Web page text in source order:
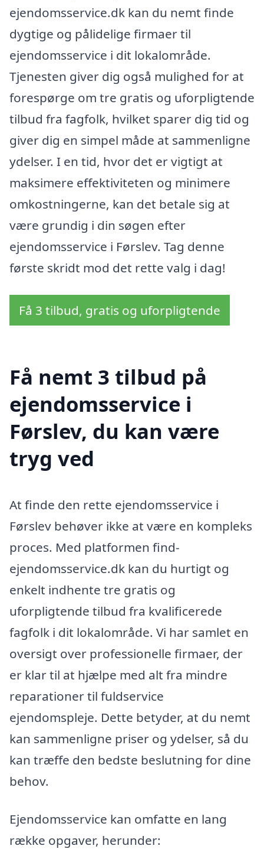
ejendomsservice.dk kan du nemt finde
dygtige og pålidelige firmaer til
ejendomsservice i dit lokalområde.
Tjenesten giver dig også mulighed for at
forespørge om tre gratis og uforpligtende
tilbud fra fagfolk, hvilket sparer dig tid og
giver dig en simpel måde at sammenligne
ydelser. I en tid, hvor det er vigtigt at
maksimere effektiviteten og minimere
omkostningerne, kan det betale sig at
være grundig i din søgen efter
ejendomsservice i Førslev. Tag denne
første skridt mod det rette valg i dag!
Få 3 tilbud, gratis og uforpligtende
Få nemt 3 tilbud på
ejendomsservice i
Førslev, du kan være
tryg ved
At finde den rette ejendomsservice i
Førslev behøver ikke at være en kompleks
proces. Med platformen find-
ejendomsservice.dk kan du hurtigt og
enkelt indhente tre gratis og
uforpligtende tilbud fra kvalificerede
fagfolk i dit lokalområde. Vi har samlet en
oversigt over professionelle firmaer, der
er klar til at hjælpe med alt fra mindre
reparationer til fuldservice
ejendomspleje. Dette betyder, at du nemt
kan sammenligne priser og ydelser, så du
kan træffe den bedste beslutning for dine
behov.
Ejendomsservice kan omfatte en lang
række opgaver, herunder: